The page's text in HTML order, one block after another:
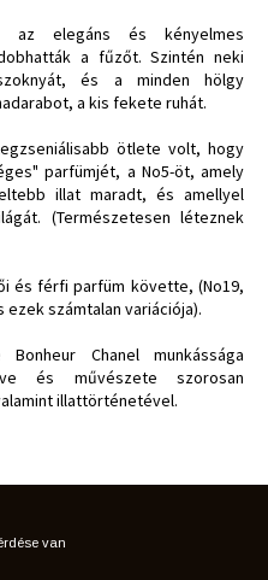
az elegáns és kényelmes
a fűzőt. Szintén neki
és a minden hölgy
a kis fekete ruhát.
ötlete volt, hogy
parfümjét, a No5-öt, amely
illat maradt, és amellyel
(Természetesen léteznek
és férfi parfüm követte, (No19,
ezek számtalan variációja).
Chanel munkássága
és művészete szorosan
illattörténetével.
van